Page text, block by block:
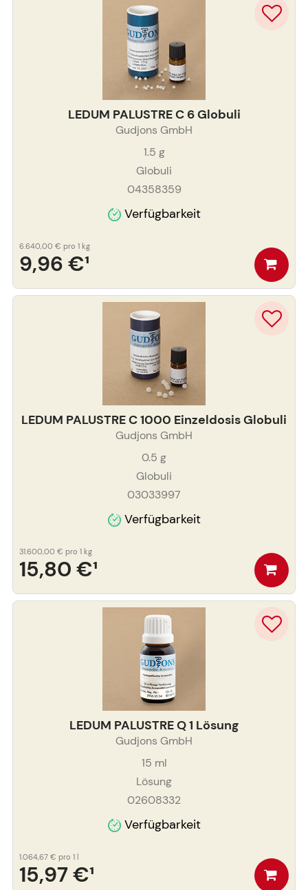
LEDUM PALUSTRE C 6 Globuli
Gudjons GmbH
1.5 g
Globuli
04358359
Verfügbarkeit
9,96 €¹
6.640,00 € pro 1 kg
LEDUM PALUSTRE C 1000 Einzeldosis Globuli
Gudjons GmbH
0.5 g
Globuli
03033997
Verfügbarkeit
15,80 €¹
31.600,00 € pro 1 kg
LEDUM PALUSTRE Q 1 Lösung
Gudjons GmbH
15 ml
Lösung
02608332
Verfügbarkeit
15,97 €¹
1.064,67 € pro 1 l